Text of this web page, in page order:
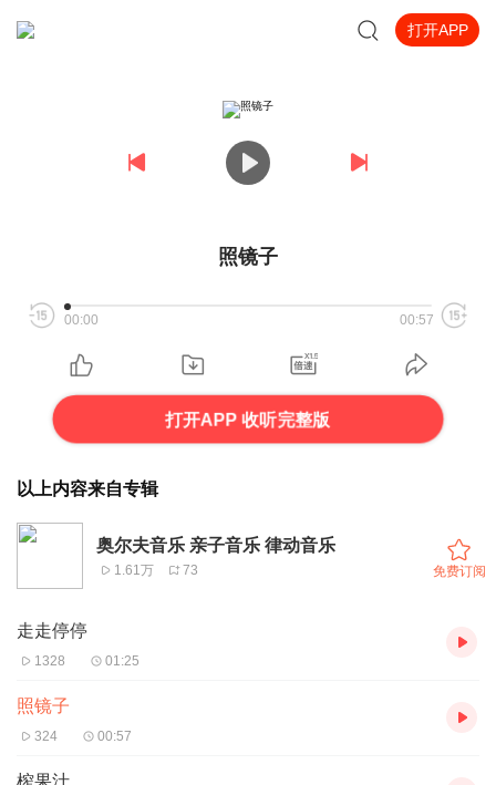
打开APP
照镜子
00:00 00:57
打开APP 收听完整版
以上内容来自专辑
奥尔夫音乐 亲子音乐 律动音乐
1.61万 73 免费订阅
走走停停
1328 01:25
照镜子
324 00:57
榨果汁